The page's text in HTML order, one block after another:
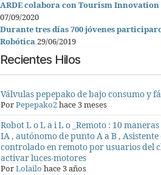
ARDE colabora con Tourism Innovation
07/09/2020
Durante tres días 700 jóvenes
Robótica29/06/2019
Recientes Hilos
Válvulas pepepako de bajo consumo y
PorPepepako2hace 3 meses
Robot L o L a i L o _Remoto : 10
IA , autónomo de punto A a B ,
controlado en remoto por usuarios del
activar luces-motores
PorLolailo hace 3 años